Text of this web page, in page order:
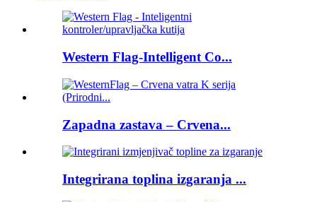
Western Flag-Intelligent Co...
Zapadna zastava – Crvena...
Integrirana toplina izgaranja ...